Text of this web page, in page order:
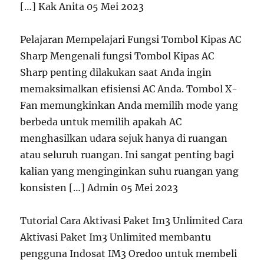
[…] Kak Anita 05 Mei 2023
Pelajaran Mempelajari Fungsi Tombol Kipas AC
Sharp Mengenali fungsi Tombol Kipas AC
Sharp penting dilakukan saat Anda ingin
memaksimalkan efisiensi AC Anda. Tombol X-
Fan memungkinkan Anda memilih mode yang
berbeda untuk memilih apakah AC
menghasilkan udara sejuk hanya di ruangan
atau seluruh ruangan. Ini sangat penting bagi
kalian yang menginginkan suhu ruangan yang
konsisten […] Admin 05 Mei 2023
Tutorial Cara Aktivasi Paket Im3 Unlimited Cara
Aktivasi Paket Im3 Unlimited membantu
pengguna Indosat IM3 Oredoo untuk membeli